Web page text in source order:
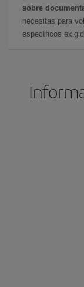
sobre
necesitas para
específicos